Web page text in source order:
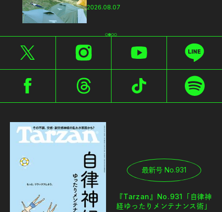
2026.08.07
最新号 No.931
『Tarzan』No.931「自律神
経ゆったりメンテナンス術」